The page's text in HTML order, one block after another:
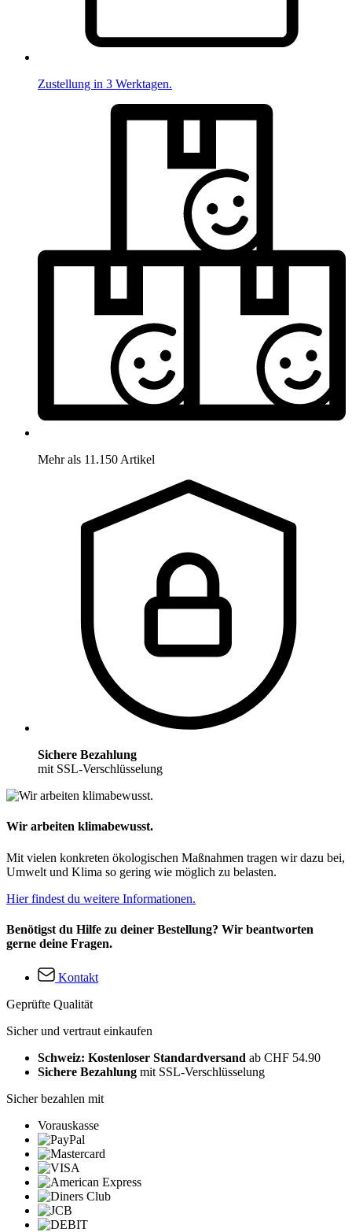
Zustellung in 3 Werktagen.
Mehr als 11.150 Artikel
Sichere Bezahlung
mit SSL-Verschlüsselung
Wir arbeiten klimabewusst.
Mit vielen konkreten ökologischen Maßnahmen tragen wir dazu bei,
Umwelt und Klima so gering wie möglich zu belasten.
Hier findest du weitere Informationen.
Benötigst du Hilfe zu deiner Bestellung? Wir beantworten
gerne deine Fragen.
Kontakt
Geprüfte Qualität
Sicher und vertraut einkaufen
Schweiz: Kostenloser Standardversand ab CHF 54.90
Sichere Bezahlung mit SSL-Verschlüsselung
Sicher bezahlen mit
Vorauskasse